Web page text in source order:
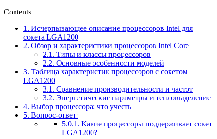
Contents
1. Исчерпывающее описание процессоров Intel для
сокета LGA1200
2. Обзор и характеристики процессоров Intel Core
2.1. Типы и классы процессоров
2.2. Основные особенности моделей
3. Таблица характеристик процессоров с сокетом
LGA1200
3.1. Сравнение производительности и частот
3.2. Энергетические параметры и тепловыделение
4. Выбор процессора: что учесть
5. Вопрос-ответ:
5.0.1. Какие процессоры поддерживает сокет
LGA1200?